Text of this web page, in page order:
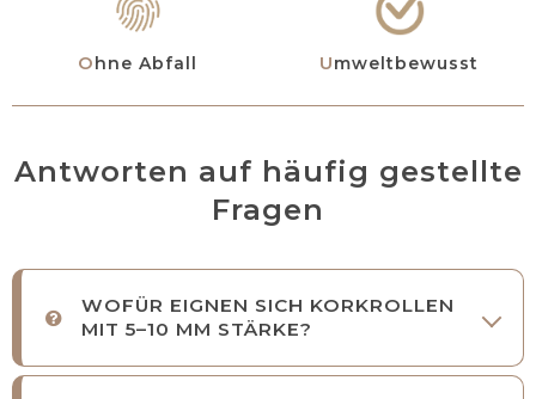
Ohne Abfall Umweltbewusst
Antworten auf häufig gestellte
Fragen
WOFÜR EIGNEN SICH KORKROLLEN
MIT 5–10 MM STÄRKE?